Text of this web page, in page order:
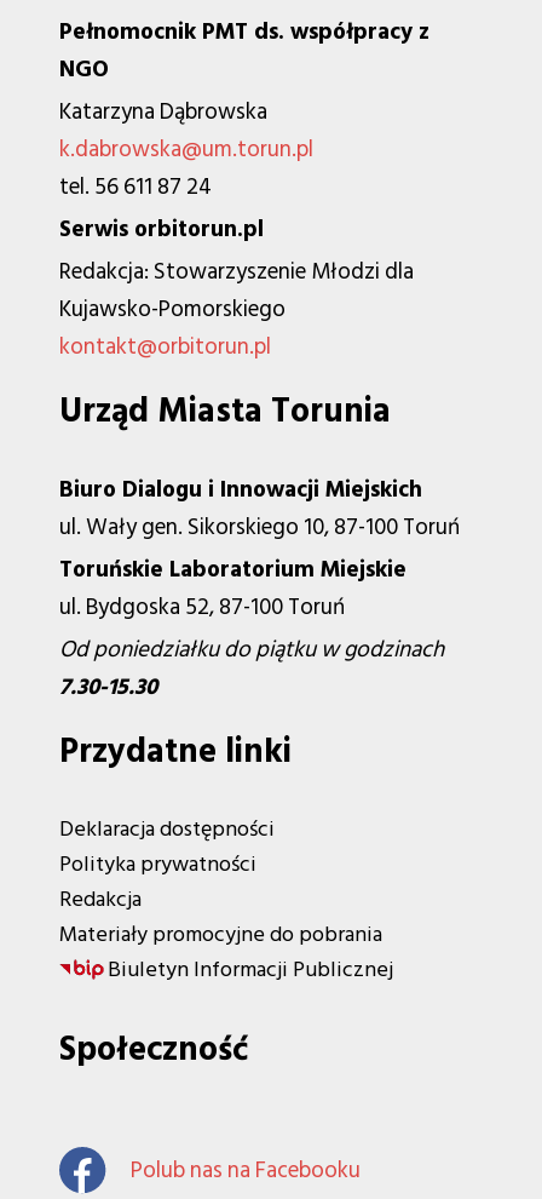
Pełnomocnik PMT ds. współpracy z
NGO
Katarzyna Dąbrowska
k.dabrowska@um.torun.pl
tel. 56 611 87 24
Serwis orbitorun.pl
Redakcja: Stowarzyszenie Młodzi dla
Kujawsko-Pomorskiego
kontakt@orbitorun.pl
Urząd Miasta Torunia
Biuro Dialogu i Innowacji Miejskich
ul. Wały gen. Sikorskiego 10, 87-100 Toruń
Toruńskie Laboratorium Miejskie
ul. Bydgoska 52, 87-100 Toruń
Od poniedziałku do piątku w godzinach
7.30-15.30
Przydatne linki
Deklaracja dostępności
Polityka prywatności
Redakcja
Materiały promocyjne do pobrania
Biuletyn Informacji Publicznej
Społeczność
Polub nas na Facebooku